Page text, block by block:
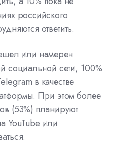
российского
ответить.
или намерен
социальной сети, 100%
в качестве
При этом более
(53%) планируют
YouTube или